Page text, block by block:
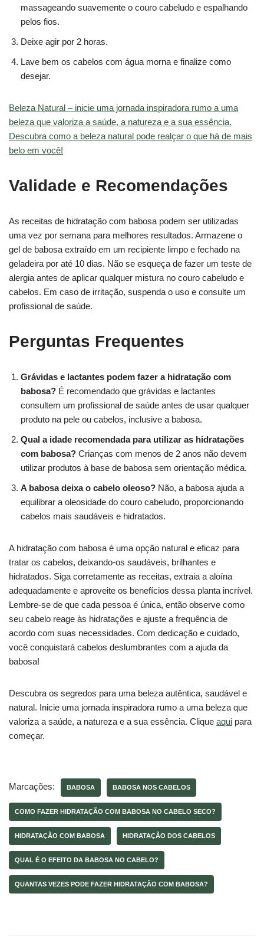
massageando suavemente o couro cabeludo e espalhando
pelos fios.
Deixe agir por 2 horas.
Lave bem os cabelos com água morna e finalize como
desejar.
Beleza Natural – inicie uma jornada inspiradora rumo a uma
beleza que valoriza a saúde, a natureza e a sua essência.
Descubra como a beleza natural pode realçar o que há de mais
belo em você!
Validade e Recomendações
As receitas de hidratação com babosa podem ser utilizadas
uma vez por semana para melhores resultados. Armazene o
gel de babosa extraído em um recipiente limpo e fechado na
geladeira por até 10 dias. Não se esqueça de fazer um teste de
alergia antes de aplicar qualquer mistura no couro cabeludo e
cabelos. Em caso de irritação, suspenda o uso e consulte um
profissional de saúde.
Perguntas Frequentes
Grávidas e lactantes podem fazer a hidratação com
babosa? É recomendado que grávidas e lactantes
consultem um profissional de saúde antes de usar qualquer
produto na pele ou cabelos, inclusive a babosa.
Qual a idade recomendada para utilizar as hidratações
com babosa? Crianças com menos de 2 anos não devem
utilizar produtos à base de babosa sem orientação médica.
A babosa deixa o cabelo oleoso? Não, a babosa ajuda a
equilibrar a oleosidade do couro cabeludo, proporcionando
cabelos mais saudáveis e hidratados.
A hidratação com babosa é uma opção natural e eficaz para
tratar os cabelos, deixando-os saudáveis, brilhantes e
hidratados. Siga corretamente as receitas, extraia a aloína
adequadamente e aproveite os benefícios dessa planta incrível.
Lembre-se de que cada pessoa é única, então observe como
seu cabelo reage às hidratações e ajuste a frequência de
acordo com suas necessidades. Com dedicação e cuidado,
você conquistará cabelos deslumbrantes com a ajuda da
babosa!
Descubra os segredos para uma beleza autêntica, saudável e
natural. Inicie uma jornada inspiradora rumo a uma beleza que
valoriza a saúde, a natureza e a sua essência. Clique aqui para
começar.
Marcações: BABOSA BABOSA NOS CABELOS
COMO FAZER HIDRATAÇÃO COM BABOSA NO CABELO SECO?
HIDRATAÇÃO COM BABOSA HIDRATAÇÃO DOS CABELOS
QUAL É O EFEITO DA BABOSA NO CABELO?
QUANTAS VEZES PODE FAZER HIDRATAÇÃO COM BABOSA?